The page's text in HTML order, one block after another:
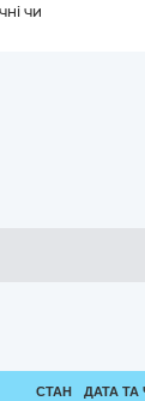
чи
СТАН ДАТА ТА